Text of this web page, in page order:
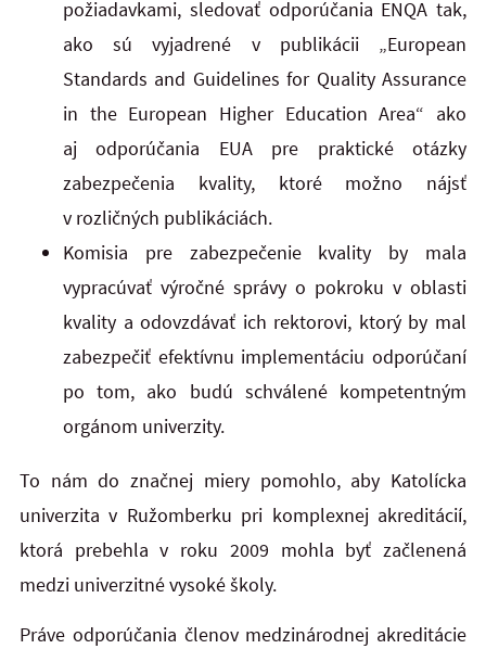
požiadavkami, sledovať odporúčania ENQA tak,
ako sú vyjadrené v publikácii „European
Standards and Guidelines for Quality Assurance
in the European Higher Education Area“ ako
aj odporúčania EUA pre praktické otázky
zabezpečenia kvality, ktoré možno nájsť
v rozličných publikáciách.
Komisia pre zabezpečenie kvality by mala
vypracúvať výročné správy o pokroku v oblasti
kvality a odovzdávať ich rektorovi, ktorý by mal
zabezpečiť efektívnu implementáciu odporúčaní
po tom, ako budú schválené kompetentným
orgánom univerzity.
To nám do značnej miery pomohlo, aby Katolícka
univerzita v Ružomberku pri komplexnej akreditácií,
ktorá prebehla v roku 2009 mohla byť začlenená
medzi univerzitné vysoké školy.
Práve odporúčania členov medzinárodnej akreditácie